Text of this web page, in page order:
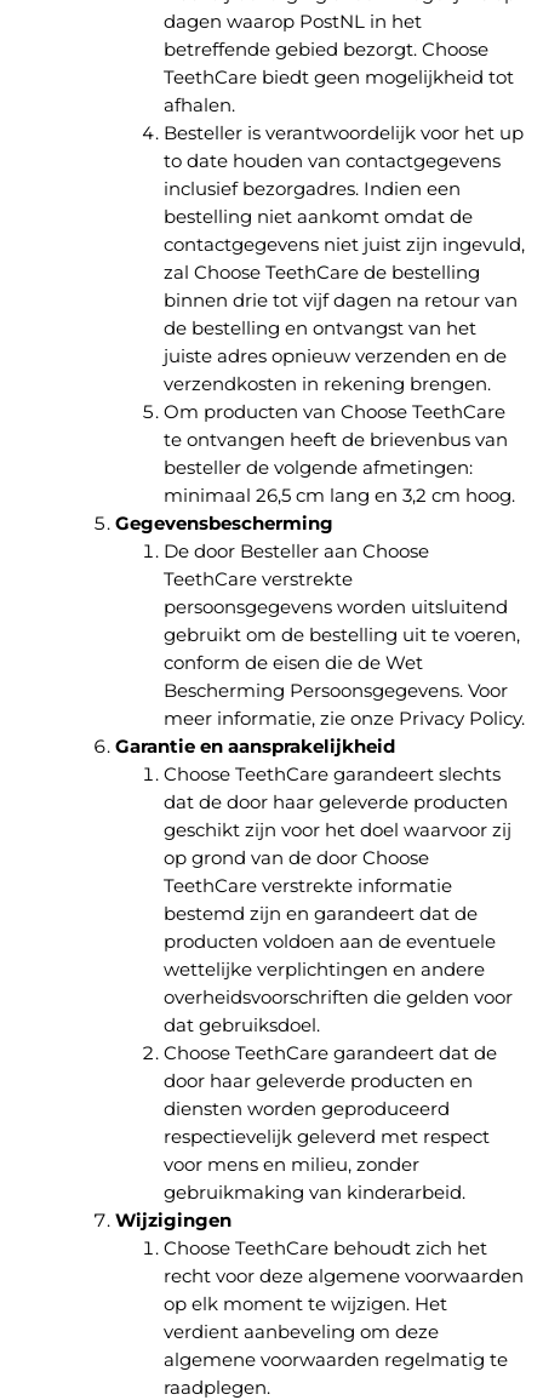
dagen waarop PostNL in het
betreffende gebied bezorgt. Choose
TeethCare biedt geen mogelijkheid tot
afhalen.
Besteller is verantwoordelijk voor het up
to date houden van contactgegevens
inclusief bezorgadres. Indien een
bestelling niet aankomt omdat de
contactgegevens niet juist zijn ingevuld,
zal Choose TeethCare de bestelling
binnen drie tot vijf dagen na retour van
de bestelling en ontvangst van het
juiste adres opnieuw verzenden en de
verzendkosten in rekening brengen.
Om producten van Choose TeethCare
te ontvangen heeft de brievenbus van
besteller de volgende afmetingen:
minimaal 26,5 cm lang en 3,2 cm hoog.
Gegevensbescherming
De door Besteller aan Choose
TeethCare verstrekte
persoonsgegevens worden uitsluitend
gebruikt om de bestelling uit te voeren,
conform de eisen die de Wet
Bescherming Persoonsgegevens. Voor
meer informatie, zie onze Privacy Policy.
Garantie en aansprakelijkheid
Choose TeethCare garandeert slechts
dat de door haar geleverde producten
geschikt zijn voor het doel waarvoor zij
op grond van de door Choose
TeethCare verstrekte informatie
bestemd zijn en garandeert dat de
producten voldoen aan de eventuele
wettelijke verplichtingen en andere
overheidsvoorschriften die gelden voor
dat gebruiksdoel.
Choose TeethCare garandeert dat de
door haar geleverde producten en
diensten worden geproduceerd
respectievelijk geleverd met respect
voor mens en milieu, zonder
gebruikmaking van kinderarbeid.
Wijzigingen
Choose TeethCare behoudt zich het
recht voor deze algemene voorwaarden
op elk moment te wijzigen. Het
verdient aanbeveling om deze
algemene voorwaarden regelmatig te
raadplegen.